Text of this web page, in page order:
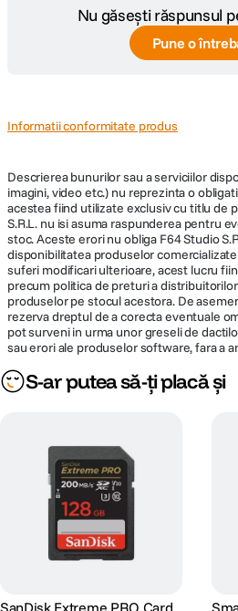
Nu găsești răspunsul
Pune o
Informatii conformitate produs
Descrierea bunurilor sau a serviciilor
imagini, video etc.) nu reprezinta o
acestea fiind utilizate exclusiv cu titlu de
S.R.L. nu isi asuma raspunderea pentru
stoc. Aceste erori nu obliga F64 Studio
disponibilitatea produselor
suferi modificari ulterioare, acest lucru
precum politica de preturi a
produselor pe stocul acestora. De
rezerva dreptul de a corecta eventuale
pot surveni in urma unor greseli de
sau erori ale produselor software, fara a
S-ar putea să-ți placă și
SanDisk Extreme PRO Card